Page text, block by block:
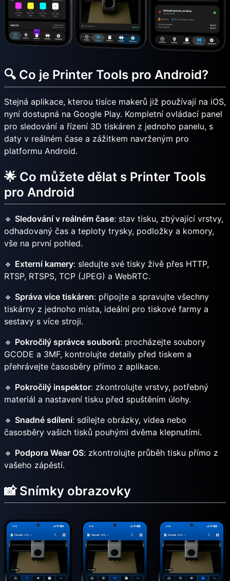
🔍 Co je Printer Tools pro Android?
Stejná aplikace, kterou tisíce makerů již používají na iOS,
nyní dostupná na Google Play. Kompletní ovládací panel
pro sledování a řízení 3D tiskáren z jednoho panelu, s
daty v reálném čase a zážitkem navrženým pro
platformu Android.
🌟 Co můžete dělat s Printer Tools
pro Android
🔹 Sledování v reálném čase: stav tisku, zbývající vrstvy,
odhadovaný čas a teploty trysky, podložky a komory,
vše na první pohled.
🔹 Externí kamery: sledujte své tisky živě přes HTTP,
RTSP, RTSPS, TCP (JPEG) a WebRTC.
🔹 Správa více tiskáren: připojte a spravujte všechny
tiskárny z jednoho místa, ideální pro tiskové farmy a
sestavy s více stroji.
🔹 Pokročilý správce souborů: procházejte soubory
GCODE a 3MF, kontrolujte detaily před tiskem a
přehrávejte časosběry přímo z aplikace.
🔹 Pokročilý inspektor: zkontrolujte vrstvy, potřebný
materiál a nastavení tisku před spuštěním úlohy.
🔹 Snadné sdílení: sdílejte obrázky, videa nebo
časosběry vašich tisků pouhými dvěma klepnutími.
🔹 Podpora Wear OS: zkontrolujte průběh tisku přímo z
vašeho zápěstí.
📸 Snímky obrazovky